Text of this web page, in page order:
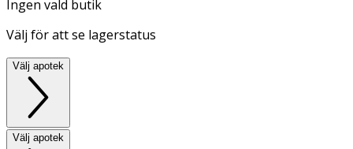
Ingen vald butik
Välj för att se lagerstatus
Välj apotek
Välj apotek